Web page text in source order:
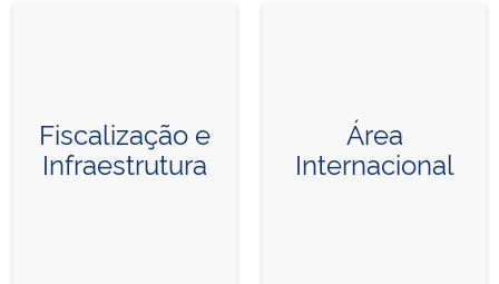
Fiscalização e
Infraestrutura
Área
Internacional